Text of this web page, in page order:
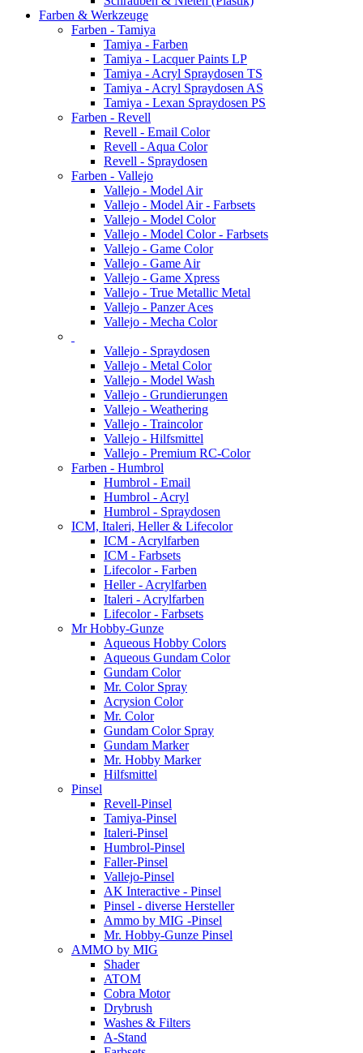
Farben & Werkzeuge
Farben - Tamiya
Tamiya - Farben
Tamiya - Lacquer Paints LP
Tamiya - Acryl Spraydosen TS
Tamiya - Acryl Spraydosen AS
Tamiya - Lexan Spraydosen PS
Farben - Revell
Revell - Email Color
Revell - Aqua Color
Revell - Spraydosen
Farben - Vallejo
Vallejo - Model Air
Vallejo - Model Air - Farbsets
Vallejo - Model Color
Vallejo - Model Color - Farbsets
Vallejo - Game Color
Vallejo - Game Air
Vallejo - Game Xpress
Vallejo - True Metallic Metal
Vallejo - Panzer Aces
Vallejo - Mecha Color
Vallejo - Spraydosen
Vallejo - Metal Color
Vallejo - Model Wash
Vallejo - Grundierungen
Vallejo - Weathering
Vallejo - Traincolor
Vallejo - Hilfsmittel
Vallejo - Premium RC-Color
Farben - Humbrol
Humbrol - Email
Humbrol - Acryl
Humbrol - Spraydosen
ICM, Italeri, Heller & Lifecolor
ICM - Acrylfarben
ICM - Farbsets
Lifecolor - Farben
Heller - Acrylfarben
Italeri - Acrylfarben
Lifecolor - Farbsets
Mr Hobby-Gunze
Aqueous Hobby Colors
Aqueous Gundam Color
Gundam Color
Mr. Color Spray
Acrysion Color
Mr. Color
Gundam Color Spray
Gundam Marker
Mr. Hobby Marker
Hilfsmittel
Pinsel
Revell-Pinsel
Tamiya-Pinsel
Italeri-Pinsel
Humbrol-Pinsel
Faller-Pinsel
Vallejo-Pinsel
AK Interactive - Pinsel
Pinsel - diverse Hersteller
Ammo by MIG -Pinsel
Mr. Hobby-Gunze Pinsel
AMMO by MIG
Shader
ATOM
Cobra Motor
Drybrush
Washes & Filters
A-Stand